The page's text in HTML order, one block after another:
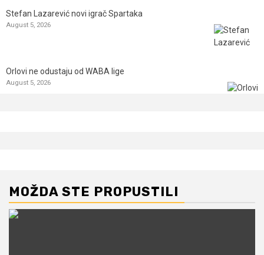
Stefan Lazarević novi igrač Spartaka
August 5, 2026
Orlovi ne odustaju od WABA lige
August 5, 2026
MOŽDA STE PROPUSTILI